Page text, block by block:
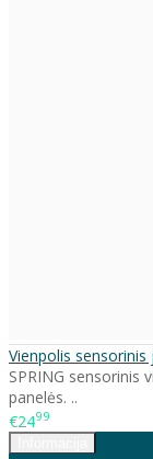
Vienpolis sensorinis
SPRING sensorinis
panelės. ..
€2499